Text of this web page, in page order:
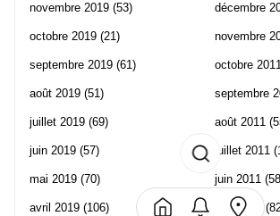
novembre 2019 (53)
octobre 2019 (21)
septembre 2019 (61)
août 2019 (51)
juillet 2019 (69)
juin 2019 (57)
mai 2019 (70)
avril 2019 (106)
décembre
novembre
octobre
septembre
août 2011
juillet 2011
juin 2011
mai 2011